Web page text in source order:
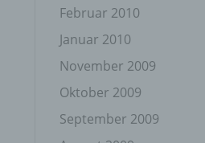
Februar 2010
Januar 2010
November 2009
Oktober 2009
September 2009